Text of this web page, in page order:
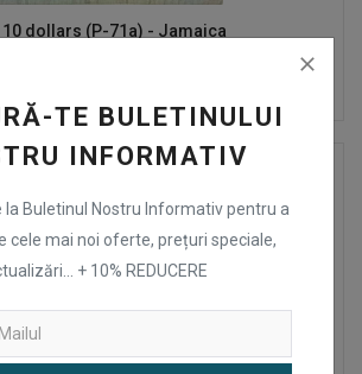
TE BULETINULUI
INFORMATIV
Buletinul Nostru Informativ pentru a
cele mai noi oferte, prețuri speciale,
+ 10% REDUCERE
10 dollars (P-71a) - Jamaica